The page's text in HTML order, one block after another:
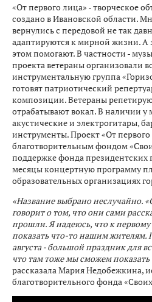
«От первого лица» - творческое
создано в Ивановской области.
вернулись с передовой не так
адаптируются к мирной жизни. А
этом помогают. В частности -
проекта ветераны организовали
инструментальную группа
готовят патриотический
композиции. Ветераны
отрабатывают вокал. В наличии у
акустические и электрогитары,
инструменты. Проект «От первого
благотворительным фондом
поддержке фонда президентских
месяцы концертную программу
образовательных организациях
«Название выбрано неслучайно.
говорит о том, что они сами
прошли. Я надеюсь, что к
показать что-то нашим жителям.
августа - большой праздник для
что там тоже мы сможем показать
рассказала Мария Недобежкина,
благотворительного фонда